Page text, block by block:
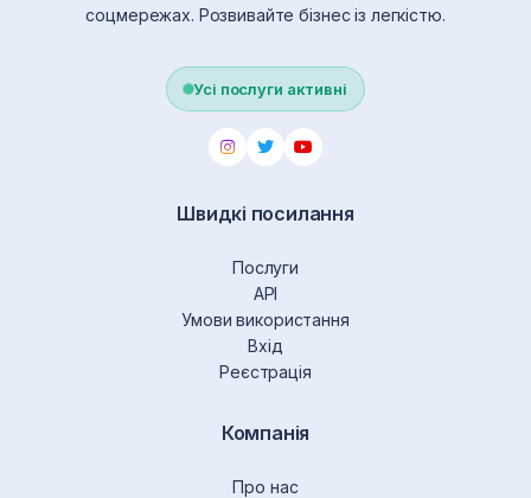
соцмережах. Розвивайте бізнес із легкістю.
Усі послуги активні
Швидкі посилання
Послуги
API
Умови використання
Вхід
Реєстрація
Компанія
Про нас